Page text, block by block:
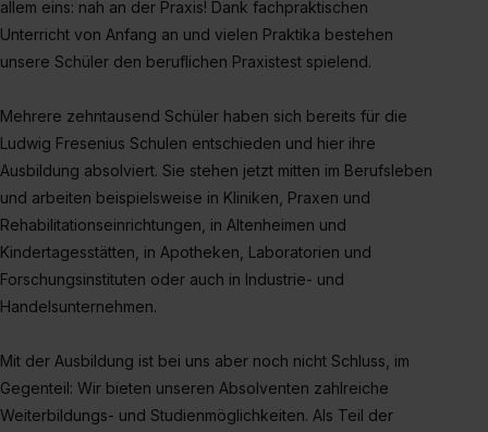
allem eins: nah an der Praxis! Dank fachpraktischen
Unterricht von Anfang an und vielen Praktika bestehen
unsere Schüler den beruflichen Praxistest spielend.
Mehrere zehntausend Schüler haben sich bereits für die
Ludwig Fresenius Schulen entschieden und hier ihre
Ausbildung absolviert. Sie stehen jetzt mitten im Berufsleben
und arbeiten beispielsweise in Kliniken, Praxen und
Rehabilitationseinrichtungen, in Altenheimen und
Kindertagesstätten, in Apotheken, Laboratorien und
Forschungsinstituten oder auch in Industrie- und
Handelsunternehmen.
Mit der Ausbildung ist bei uns aber noch nicht Schluss, im
Gegenteil: Wir bieten unseren Absolventen zahlreiche
Weiterbildungs- und Studienmöglichkeiten. Als Teil der